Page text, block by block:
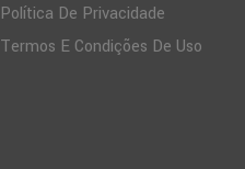
Política De Privacidade
Termos E Condições De Uso